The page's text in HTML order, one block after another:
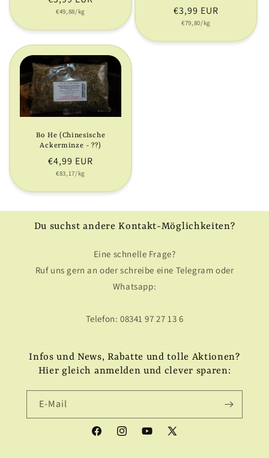
Preis
Grundpreis
€49,88/kg
Normaler
Preis
€3,99 EUR
Grundpreis
€79,80/kg
Bo He (Chinesische
Ackerminze - ??)
Normaler
Preis
€4,99 EUR
Grundpreis
€83,17/kg
Du suchst andere Kontakt-Möglichkeiten?
Eine schnelle Frage?
Ruf uns gern an oder schreibe eine Telegram oder
Whatsapp:
Telefon: 08341 97 27 13 6
Infos und News, Rabatte und tolle Aktionen?
Hier gleich anmelden und clever sparen:
E-Mail
FacebookInstagramYouTube
X